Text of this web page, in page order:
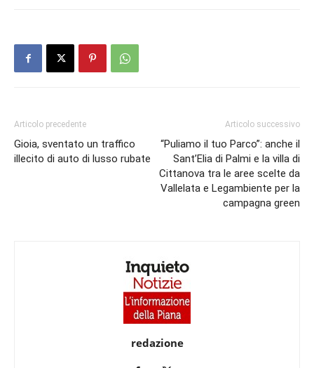
Articolo precedente
Gioia, sventato un traffico
illecito di auto di lusso rubate
Articolo successivo
“Puliamo il tuo Parco”: anche il
Sant’Elia di Palmi e la villa di
Cittanova tra le aree scelte da
Vallelata e Legambiente per la
campagna green
redazione